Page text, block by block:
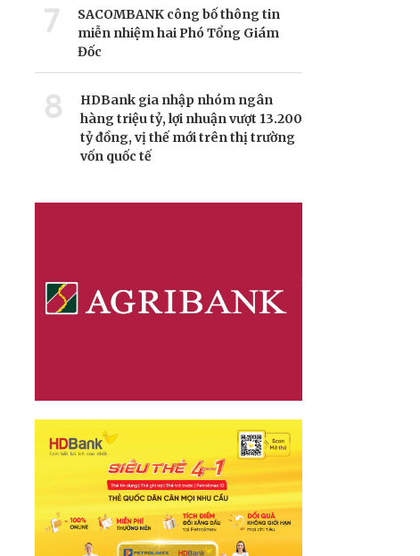
7
SACOMBANK công bố thông tin
miễn nhiệm hai Phó Tổng Giám
Đốc
8
HDBank gia nhập nhóm ngân
hàng triệu tỷ, lợi nhuận vượt 13.200
tỷ đồng, vị thế mới trên thị trường
vốn quốc tế